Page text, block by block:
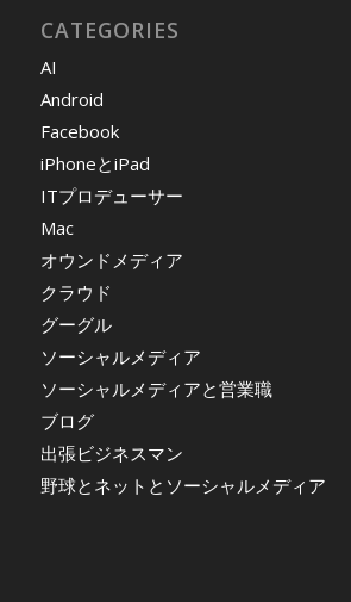
CATEGORIES
AI
Android
Facebook
iPhoneとiPad
ITプロデューサー
Mac
オウンドメディア
クラウド
グーグル
ソーシャルメディア
ソーシャルメディアと営業職
ブログ
出張ビジネスマン
野球とネットとソーシャルメディア